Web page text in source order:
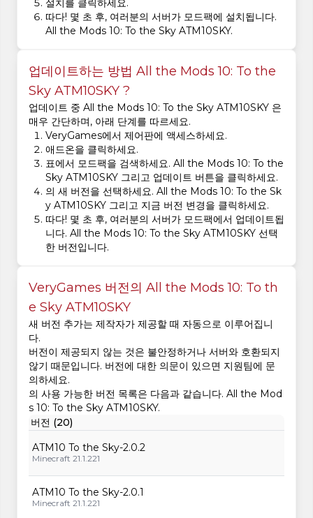
설치를 클릭하세요.
따다! 몇 초 후, 여러분의 서버가 모드팩에 설치됩니다.
All the Mods 10: To the Sky ATM10SKY.
업데이트하는 방법 All the Mods 10: To the
Sky ATM10SKY ?
업데이트 중 All the Mods 10: To the Sky ATM10SKY 은
매우 간단하며, 아래 단계를 따르세요.
VeryGames에서 제어판에 액세스하세요.
애드온을 클릭하세요.
표에서 모드팩을 검색하세요. All the Mods 10: To the
Sky ATM10SKY 그리고 업데이트 버튼을 클릭하세요.
의 새 버전을 선택하세요. All the Mods 10: To the Sk
y ATM10SKY 그리고 지금 버전 변경을 클릭하세요.
따다! 몇 초 후, 여러분의 서버가 모드팩에서 업데이트됩
니다. All the Mods 10: To the Sky ATM10SKY 선택
한 버전입니다.
VeryGames 버전의 All the Mods 10: To th
e Sky ATM10SKY
새 버전 추가는 제작자가 제공할 때 자동으로 이루어집니
다.
버전이 제공되지 않는 것은 불안정하거나 서버와 호환되지
않기 때문입니다. 버전에 대한 의문이 있으면 지원팀에 문
의하세요.
의 사용 가능한 버전 목록은 다음과 같습니다. All the Mod
s 10: To the Sky ATM10SKY.
버전 (20)
ATM10 To the Sky-2.0.2
Minecraft 21.1.221
ATM10 To the Sky-2.0.1
Minecraft 21.1.221